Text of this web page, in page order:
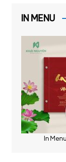
IN MENU
In